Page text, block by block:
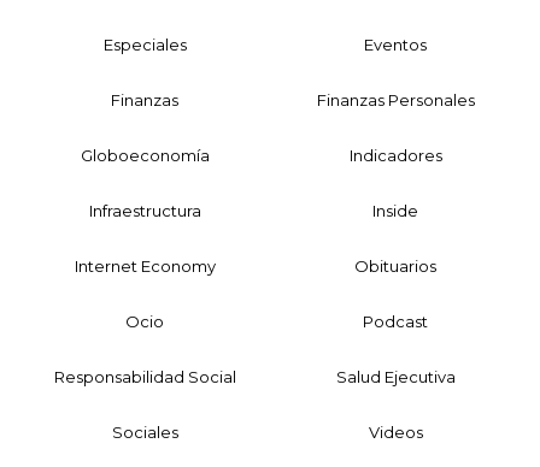
Especiales Eventos
Finanzas Finanzas Personales
Globoeconomía Indicadores
Infraestructura Inside
Internet Economy Obituarios
Ocio Podcast
Responsabilidad Social Salud Ejecutiva
Sociales Videos